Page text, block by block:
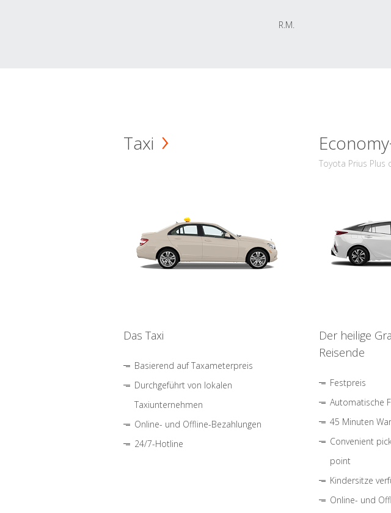
R.M.
Taxi
Das Taxi
Basierend auf Taxameterpreis
Durchgeführt von lokalen
Taxiunternehmen
Online- und Offline-Bezahlungen
24/7-Hotline
Toyota Prius Plus
Der heilige
Reisende
Festpreis
Automatische
45 Minuten
Convenient
point
Kindersitze
Online- und